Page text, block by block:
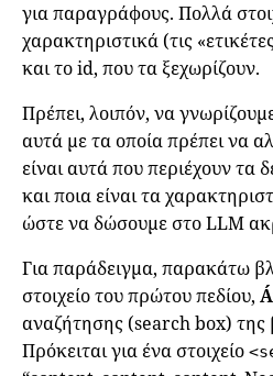
για παραγράφους. Πολλά
χαρακτηριστικά (τις
και το id, που τα ξεχωρίζουν.
Πρέπει, λοιπόν, να
αυτά με τα οποία πρέπει να
είναι αυτά που περιέχουν τα
και ποια είναι τα
ώστε να δώσουμε στο LLM
Για παράδειγμα, παρακάτω
στοιχείο του πρώτου πεδίου,
αναζήτησης (search box)
Πρόκειται για ένα στοιχείο